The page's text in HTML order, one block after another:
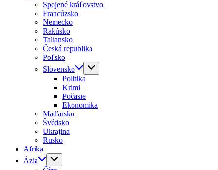
Spojené kráľovstvo
Francúzsko
Nemecko
Rakúsko
Taliansko
Česká republika
Poľsko
Slovensko
Politika
Krimi
Počasie
Ekonomika
Maďarsko
Švédsko
Ukrajina
Rusko
Afrika
Ázia